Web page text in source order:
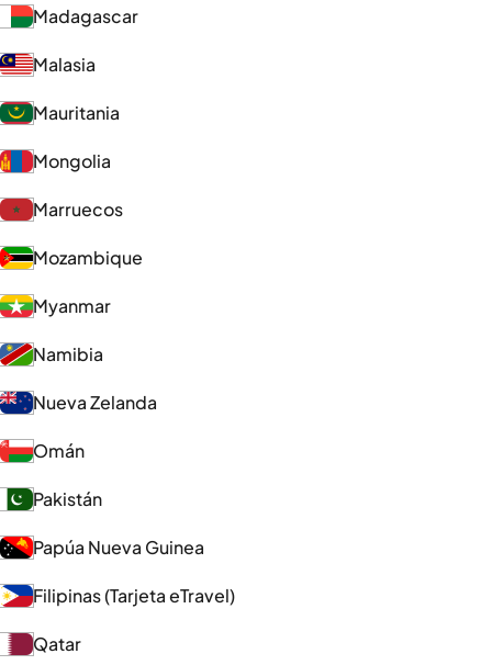
Madagascar
Malasia
Mauritania
Mongolia
Marruecos
Mozambique
Myanmar
Namibia
Nueva Zelanda
Omán
Pakistán
Papúa Nueva Guinea
Filipinas (Tarjeta eTravel)
Qatar